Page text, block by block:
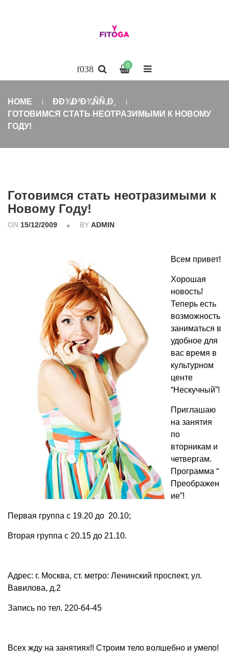
0
HOME
ÐÐ¾Ð²Ð¾ÑÑ‚Ð¸
ГОТОВИМСЯ СТАТЬ НЕОТРАЗИМЫМИ К НОВОМУ
ГОДУ!
Готовимся стать неотразимыми к
Новому Году!
ON 15/12/2009 BY ADMIN
Всем привет!
Хорошая
новость!
Теперь есть
возможность
заниматься в
удобное для
вас время в
культурном
центе
“Нескучный”!
Приглашаю
на занятия
по
вторникам и
четвергам.
Программа “
Преображен
ие”!
Первая группа с 19.20 до 20.10;
Вторая группа с 20.15 до 21.10.
Адрес: г. Москва, ст. метро: Ленинский проспект, ул.
Вавилова, д.2
Запись по тел. 220-64-45
Всех жду на занятиях!! Строим тело волшебно и умело!